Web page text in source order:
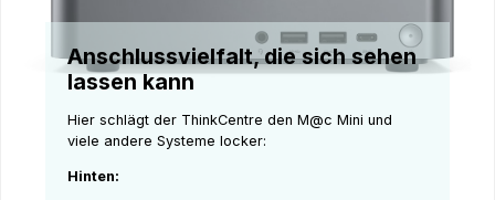
Anschlussvielfalt, die sich sehen
lassen kann
Hier schlägt der ThinkCentre den M@c Mini und
viele andere Systeme locker:
Hinten: